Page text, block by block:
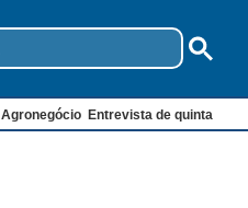
Agronegócio Entrevista de quinta